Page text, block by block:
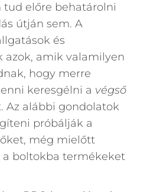
tud előre behatárolni
útján sem. A
és
azok, amik valamilyen
hogy merre
keresgélni a végső
Az alábbi gondolatok
próbálják a
még mielőtt
boltokba termékeket